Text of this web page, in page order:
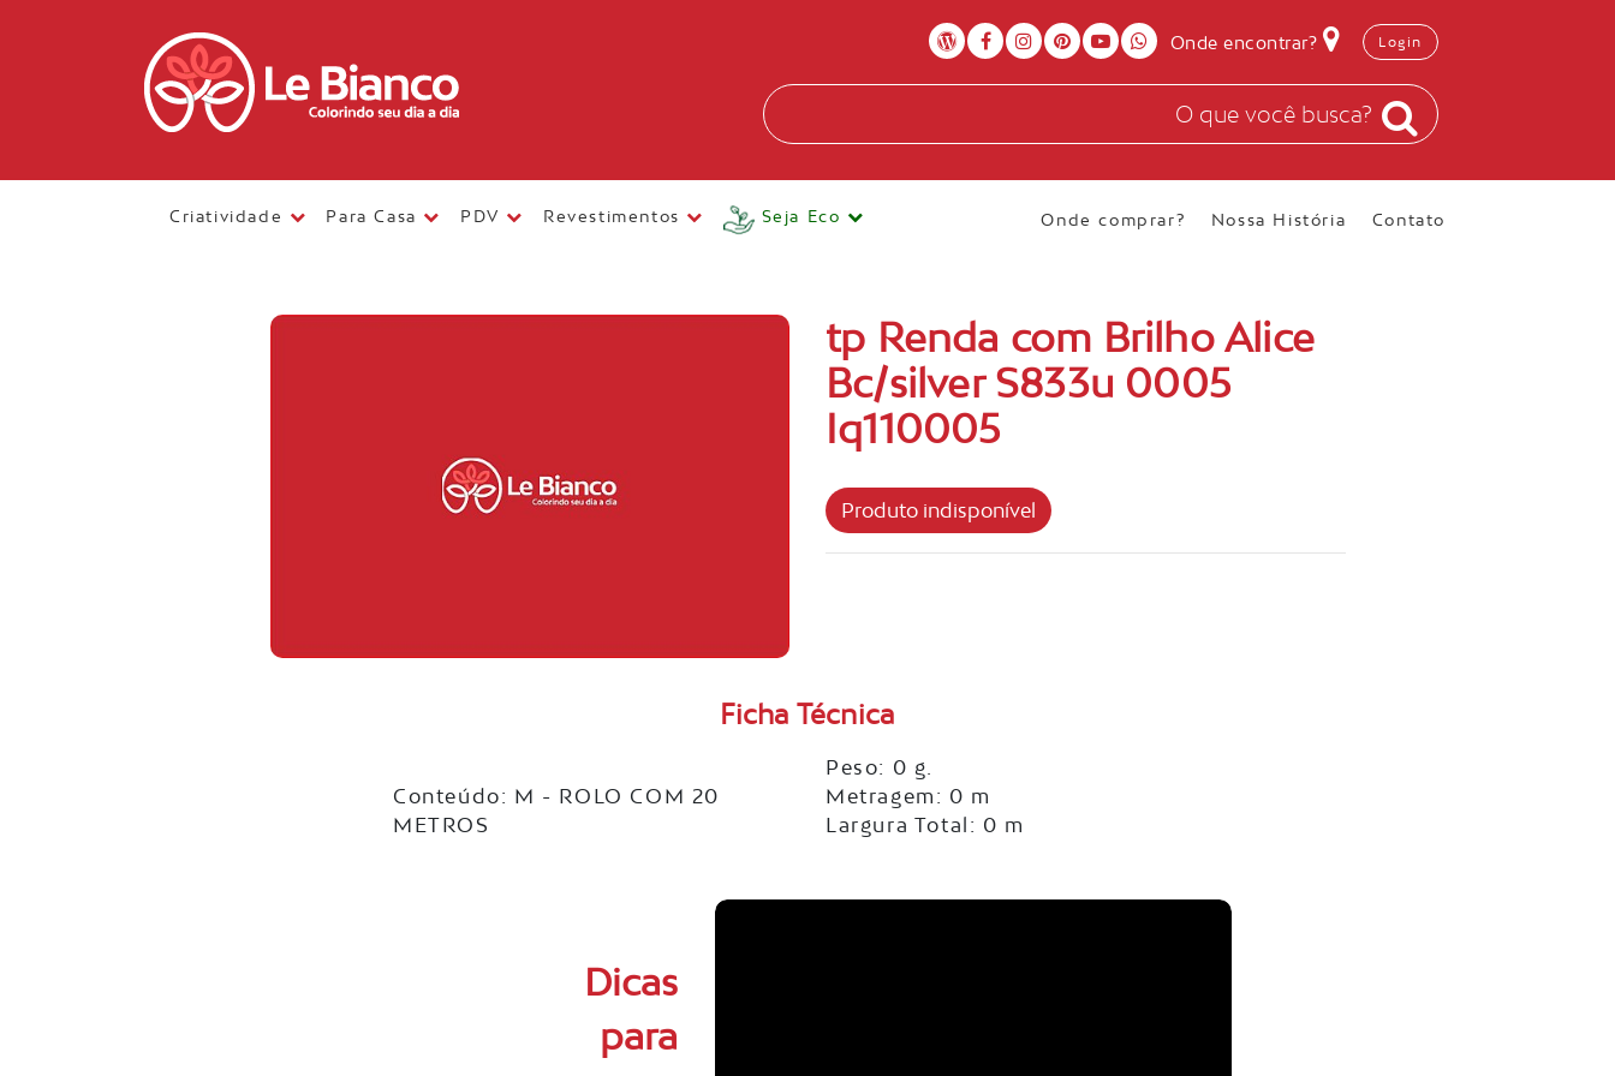
Onde encontrar? Login
Criatividade Para Casa PDV Revestimentos Seja Eco Onde comprar? Nossa História Contato
tp Renda com Brilho Alice
Bc/silver S833u 0005
Iq110005
Ficha Técnica
Conteúdo: M - ROLO COM 20
METROS
Peso: 0 g.
Metragem: 0 m
Largura Total: 0 m
Dicas
para